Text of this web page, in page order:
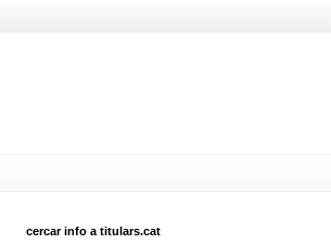
cercar info a titulars.cat